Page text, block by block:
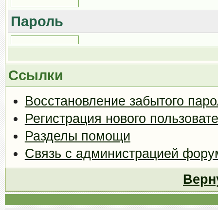
Пароль
Ссылки
Восстановление забытого
Регистрация нового
Разделы помощи
Связь с администрацией